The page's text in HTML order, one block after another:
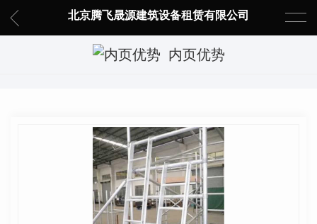
北京腾飞晟源建筑设备租赁有限公司
内页优势